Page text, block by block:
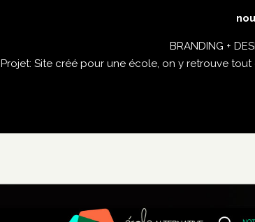
BRANDING +
Projet: Site créé pour une école, on y retrouve